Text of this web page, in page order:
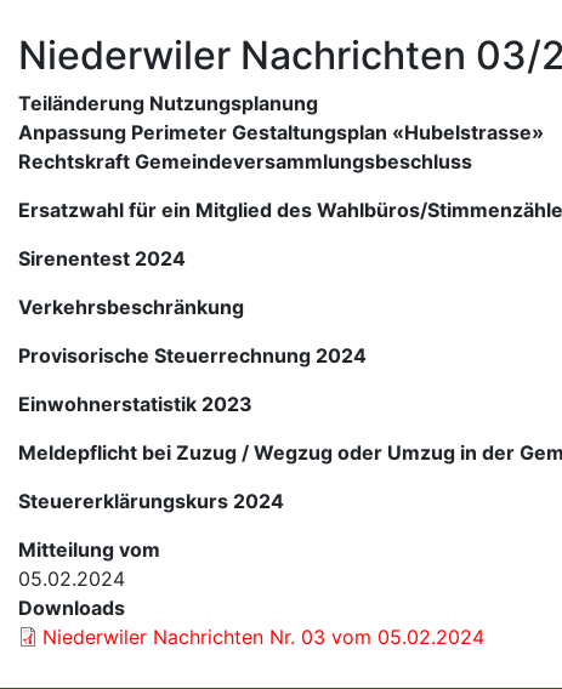
Niederwiler Nachrichten 03/
Teiländerung Nutzungsplanung
Anpassung Perimeter Gestaltungsplan «Hubelstrasse»
Rechtskraft Gemeindeversammlungsbeschluss
Ersatzwahl für ein Mitglied des Wahlbüros/
Sirenentest 2024
Verkehrsbeschränkung
Provisorische Steuerrechnung 2024
Einwohnerstatistik 2023
Meldepflicht bei Zuzug / Wegzug oder Umzug in der
Steuererklärungskurs 2024
Mitteilung vom
05.02.2024
Downloads
Niederwiler Nachrichten Nr. 03 vom 05.02.2024